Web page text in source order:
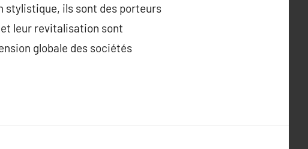
stylistique, ils sont des porteurs
et leur revitalisation sont
globale des sociétés